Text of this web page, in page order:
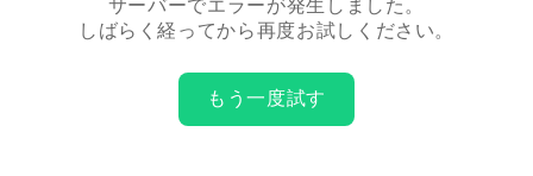
サーバーでエラーが発生しました。
しばらく経ってから再度お試しください。
もう一度試す